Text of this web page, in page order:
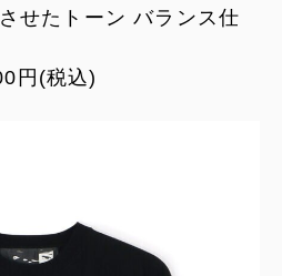
せたトーン バランス仕
円(税込)